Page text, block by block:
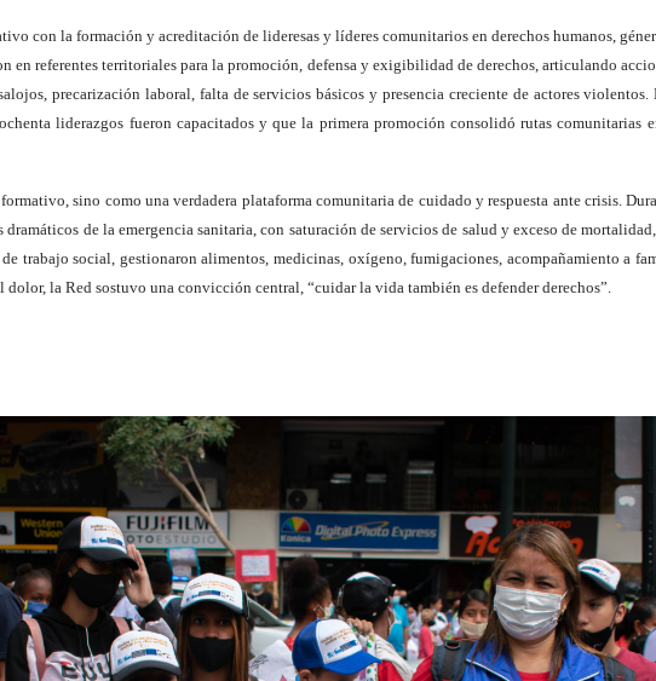
con la formación y acreditación de lideresas y líderes comunitarios en derechos humanos,
en referentes territoriales para la promoción, defensa y exigibilidad de derechos, articulando
precarización laboral, falta de servicios básicos y presencia creciente de actores
liderazgos fueron capacitados y que la primera promoción consolidó rutas
sino como una verdadera plataforma comunitaria de cuidado y respuesta ante crisis.
de la emergencia sanitaria, con saturación de servicios de salud y exceso de
trabajo social, gestionaron alimentos, medicinas, oxígeno, fumigaciones, acompañamiento a
la Red sostuvo una convicción central, “cuidar la vida también es defender derechos”.